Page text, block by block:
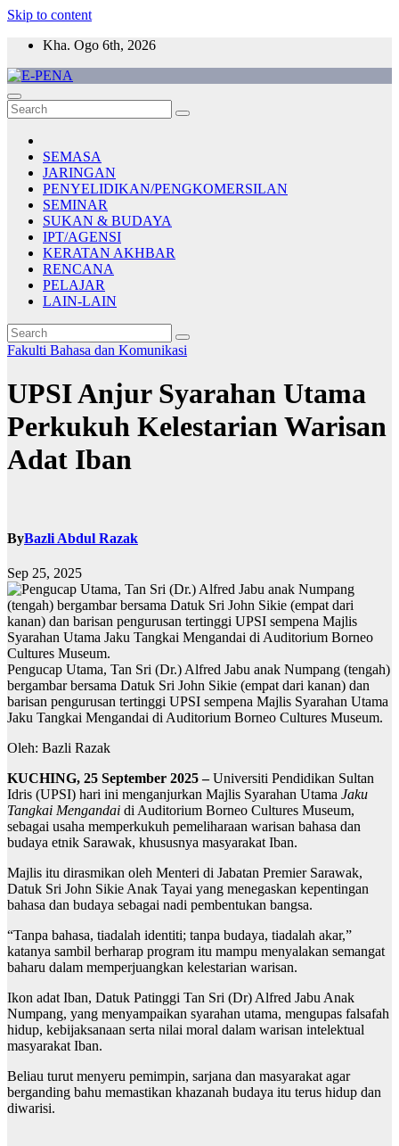
Skip to content
Kha. Ogo 6th, 2026
E-PENA
Berita Digital Terkini
SEMASA
JARINGAN
PENYELIDIKAN/PENGKOMERSILAN
SEMINAR
SUKAN & BUDAYA
IPT/AGENSI
KERATAN AKHBAR
RENCANA
PELAJAR
LAIN-LAIN
Fakulti Bahasa dan Komunikasi
UPSI Anjur Syarahan Utama
Perkukuh Kelestarian Warisan
Adat Iban
ByBazli Abdul Razak
Sep 25, 2025
Pengucap Utama, Tan Sri (Dr.) Alfred Jabu anak Numpang (tengah)
bergambar bersama Datuk Sri John Sikie (empat dari kanan) dan
barisan pengurusan tertinggi UPSI sempena Majlis Syarahan Utama
Jaku Tangkai Mengandai di Auditorium Borneo Cultures Museum.
Oleh: Bazli Razak
KUCHING, 25 September 2025 –Universiti Pendidikan Sultan
Idris (UPSI) hari ini menganjurkan Majlis Syarahan Utama Jaku
Tangkai Mengandai di Auditorium Borneo Cultures Museum,
sebagai usaha memperkukuh pemeliharaan warisan bahasa dan
budaya etnik Sarawak, khususnya masyarakat Iban.
Majlis itu dirasmikan oleh Menteri di Jabatan Premier Sarawak,
Datuk Sri John Sikie Anak Tayai yang menegaskan kepentingan
bahasa dan budaya sebagai nadi pembentukan bangsa.
“Tanpa bahasa, tiadalah identiti; tanpa budaya, tiadalah akar,”
katanya sambil berharap program itu mampu menyalakan semangat
baharu dalam memperjuangkan kelestarian warisan.
Ikon adat Iban, Datuk Patinggi Tan Sri (Dr) Alfred Jabu Anak
Numpang, yang menyampaikan syarahan utama, mengupas falsafah
hidup, kebijaksanaan serta nilai moral dalam warisan intelektual
masyarakat Iban.
Beliau turut menyeru pemimpin, sarjana dan masyarakat agar
berganding bahu memastikan khazanah budaya itu terus hidup dan
diwarisi.